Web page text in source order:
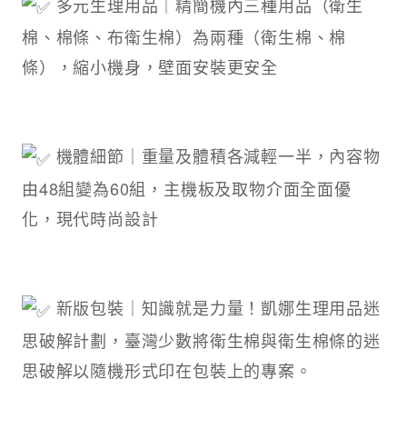
棉、棉條、布衛生棉）為兩種（衛生棉、棉
條），縮小機身，壁面安裝更安全
機體細節｜重量及體積各減輕一半，內容物
由48組變為60組，主機板及取物介面全面優
化，現代時尚設計
新版包裝｜知識就是力量！凱娜生理用品迷
思破解計劃，臺灣少數將衛生棉與衛生棉條的迷
思破解以隨機形式印在包裝上的專案。